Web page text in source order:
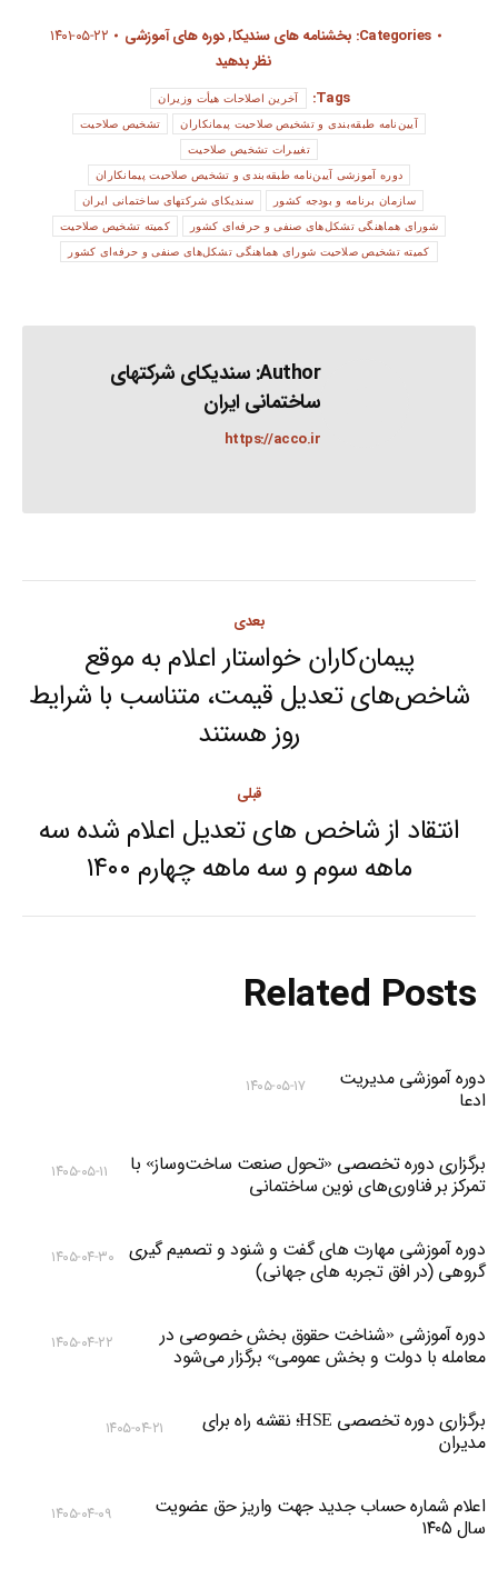
Categories: بخشنامه های سندیکا,دوره های آموزشی
۱۴۰۱-۰۵-۲۲
نظر بدهید
Tags:
آخرين اصلاحات هيأت وزيران
آیین‌نامه طبقه‌بندی و تشخیص صلاحیت پیمانکاران تشخیص صلاحیت
تغییرات تشخیص صلاحیت
دوره آموزشی آیین‌نامه طبقه‌بندی و تشخیص صلاحیت پیمانکاران
سازمان برنامه و بودجه کشور سندیکای شرکتهای ساختمانی ایران
شورای هماهنگی تشکل‌های صنفی و حرفه‌ای کشور کمیته تشخیص صلاحیت
کمیته تشخیص صلاحیت شورای هماهنگی تشکل‌های صنفی و حرفه‌ای کشور
Author: سندیکای شرکتهای
ساختمانی ایران
https://acco.ir
Post
navigation
قبلی
Previous
post:
انتقاد از شاخص های تعدیل اعلام شده سه
ماهه سوم و سه ماهه چهارم ۱۴۰۰
بعدی
Next
post:
پیمان‌کاران خواستار اعلام به موقع
شاخص‌های تعدیل قیمت، متناسب با شرایط
روز هستند
Related Posts
دوره آموزشی مدیریت
ادعا
۱۴۰۵-۰۵-۱۷
برگزاری دوره تخصصی «تحول صنعت ساخت‌وساز» با
تمرکز بر فناوری‌های نوین ساختمانی
۱۴۰۵-۰۵-۱۱
دوره آموزشی مهارت های گفت و شنود و تصمیم گیری
گروهی (در افق تجربه های جهانی)
۱۴۰۵-۰۴-۳۰
دوره آموزشی «شناخت حقوق بخش خصوصی در
معامله با دولت و بخش عمومی» برگزار می‌شود
۱۴۰۵-۰۴-۲۲
برگزاری دوره تخصصی HSE؛ نقشه راه برای
مدیران
۱۴۰۵-۰۴-۲۱
اعلام شماره حساب جدید جهت واریز حق عضویت
سال ۱۴۰۵
۱۴۰۵-۰۴-۰۹